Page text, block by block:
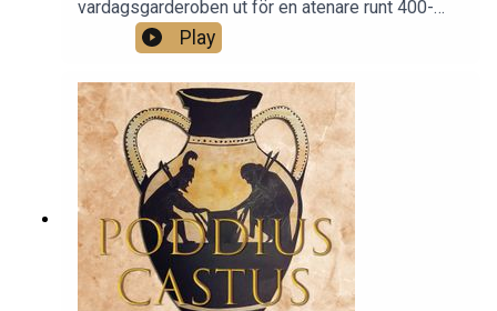
vardagsgarderoben ut för en atenare runt 400-
talet f.v.t? Det ska vi svara på i det här avsnittet!
Vi förklarar skillnaden mellan en chiton och en
peplos, hur man bär en himation och varför ylle är
ett så bra material. Det här är första avsnittet om
antika kläder.”
Play